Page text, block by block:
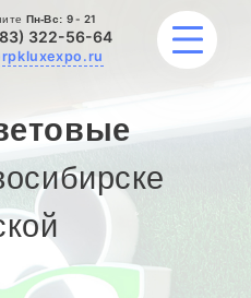
Пн-Вс: 9 - 21
322-56-64